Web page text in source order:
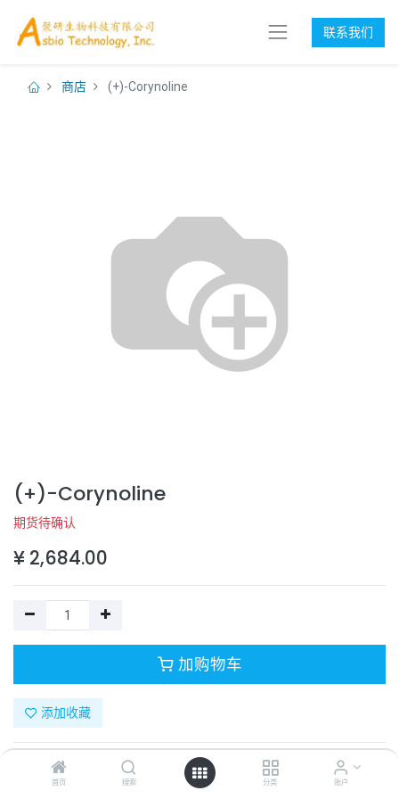
首页 搜索 分类 账户
联系我们
商店 (+)-Corynoline
(+)-Corynoline
期货待确认
¥ 2,684.00
加购物车
添加收藏
目录号：331-70326-1
计量单位：